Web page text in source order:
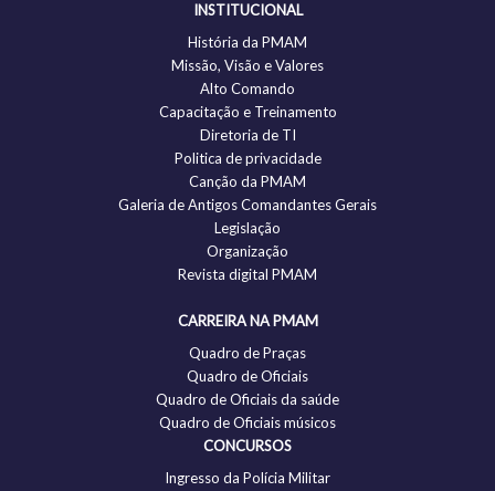
INSTITUCIONAL
História da PMAM
Missão, Visão e Valores
Alto Comando
Capacitação e Treinamento
Diretoria de TI
Politica de privacidade
Canção da PMAM
Galeria de Antigos Comandantes Gerais
Legislação
Organização
Revista digital PMAM
CARREIRA NA PMAM
Quadro de Praças
Quadro de Oficiais
Quadro de Oficiais da saúde
Quadro de Oficiais músicos
CONCURSOS
Ingresso da Polícia Militar